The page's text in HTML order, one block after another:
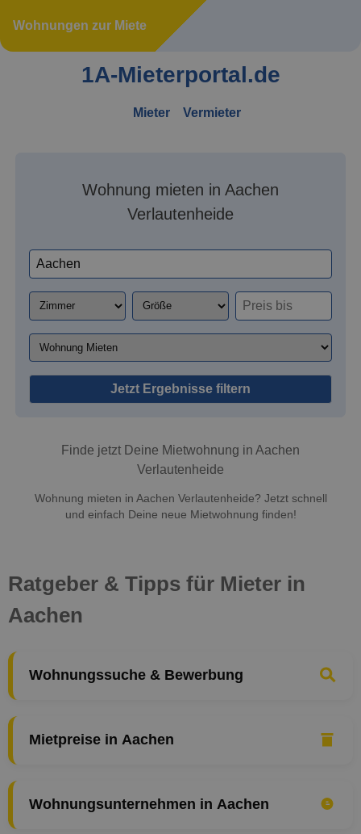
Wohnungen zur Miete
1A-Mieterportal.de
Mieter Vermieter
Wohnung mieten in Aachen
Verlautenheide
Jetzt Ergebnisse filtern
Finde jetzt Deine Mietwohnung in Aachen
Verlautenheide
Wohnung mieten in Aachen Verlautenheide? Jetzt schnell
und einfach Deine neue Mietwohnung finden!
Ratgeber & Tipps für Mieter in
Aachen
Wohnungssuche & Bewerbung
Mietpreise in Aachen
Wohnungsunternehmen in Aachen